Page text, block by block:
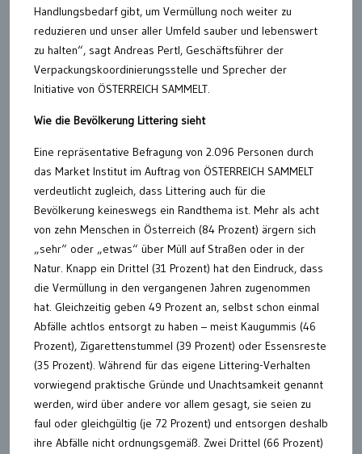
Handlungsbedarf gibt, um Vermüllung noch weiter zu
reduzieren und unser aller Umfeld sauber und lebenswert
zu halten“, sagt Andreas Pertl, Geschäftsführer der
Verpackungskoordinierungsstelle und Sprecher der
Initiative von ÖSTERREICH SAMMELT.
Wie die Bevölkerung Littering sieht
Eine repräsentative Befragung von 2.096 Personen durch
das Market Institut im Auftrag von ÖSTERREICH SAMMELT
verdeutlicht zugleich, dass Littering auch für die
Bevölkerung keineswegs ein Randthema ist. Mehr als acht
von zehn Menschen in Österreich (84 Prozent) ärgern sich
„sehr“ oder „etwas“ über Müll auf Straßen oder in der
Natur. Knapp ein Drittel (31 Prozent) hat den Eindruck, dass
die Vermüllung in den vergangenen Jahren zugenommen
hat. Gleichzeitig geben 49 Prozent an, selbst schon einmal
Abfälle achtlos entsorgt zu haben – meist Kaugummis (46
Prozent), Zigarettenstummel (39 Prozent) oder Essensreste
(35 Prozent). Während für das eigene Littering-Verhalten
vorwiegend praktische Gründe und Unachtsamkeit genannt
werden, wird über andere vor allem gesagt, sie seien zu
faul oder gleichgültig (je 72 Prozent) und entsorgen deshalb
ihre Abfälle nicht ordnungsgemäß. Zwei Drittel (66 Prozent)